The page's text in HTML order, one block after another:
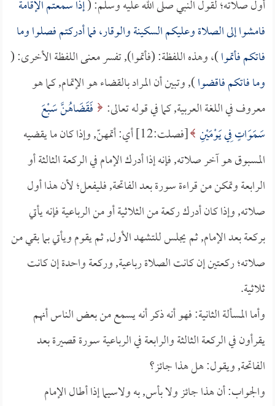
أول صلاته؛ لقول النبي صلى الله عليه وسلم: (إذا سمعتم الإقامة
فامشوا إلى الصلاة وعليكم السكينة والوقار، فما أدركتم فصلوا وما
فاتكم فأتموا)، وهذه اللفظة: (فأتموا), تفسر معنى اللفظة الأخرى: (
وما فاتكم فاقضوا), وتبين أن المراد بالقضاء هو الإتمام, كما هو
معروف في اللغة العربية, كما في قوله تعالى:
فَقَضَاهُنَّ سَبْعَ
سَمَوَاتٍ فِي يَوْمَيْنِ
[فصلت:12] أي: أتمهنّ, وإذا كان ما يقضيه
المسبوق هو آخر صلاته, فإنه إذا أدرك الإمام في الركعة الثالثة أو
الرابعة وتمكن من قراءة سورة بعد الفاتحة, فليفعل؛ لأن هذا أول
صلاته, وإذا كان أدرك ركعة من الثلاثية أو من الرباعية فإنه يأتي
بركعة بعد الإمام, ثم يجلس للتشهد الأول, ثم يقوم ويأتي بما بقي من
صلاته؛ ركعتين إن كانت الصلاة رباعية, وركعة واحدة إن كانت
ثلاثية.
وأما المسألة الثانية: فهو أنه ذكر أنه يسمع من بعض الناس أنهم
يقرأون في الركعة الثالثة والرابعة في الرباعية سورة قصيرة بعد
الفاتحة, ويقول: هل هذا جائز؟
والجواب: أن هذا جائز ولا بأس, به ولاسيما إذا أطال الإمام